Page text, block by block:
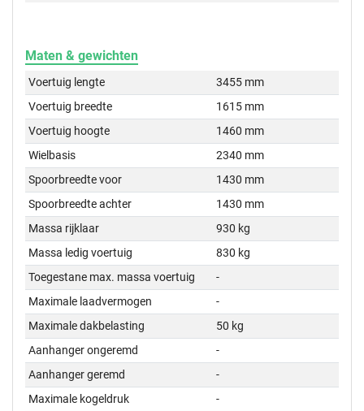
Maten & gewichten
Voertuig lengte
3455 mm
Voertuig breedte
1615 mm
Voertuig hoogte
1460 mm
Wielbasis
2340 mm
Spoorbreedte voor
1430 mm
Spoorbreedte achter
1430 mm
Massa rijklaar
930 kg
Massa ledig voertuig
830 kg
Toegestane max. massa voertuig
-
Maximale laadvermogen
-
Maximale dakbelasting
50 kg
Aanhanger ongeremd
-
Aanhanger geremd
-
Maximale kogeldruk
-